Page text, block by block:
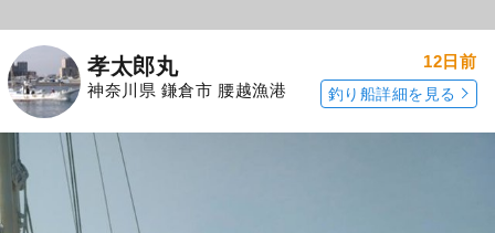
孝太郎丸
神奈川県 鎌倉市 腰越漁港
12日前
釣り船詳細を見る